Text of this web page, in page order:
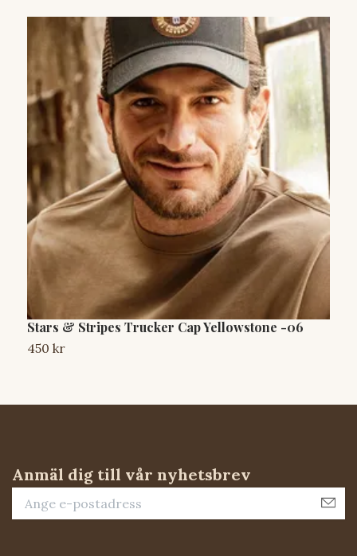
Stars & Stripes Trucker Cap Yellowstone -06
450 kr
Anmäl dig till vår nyhetsbrev